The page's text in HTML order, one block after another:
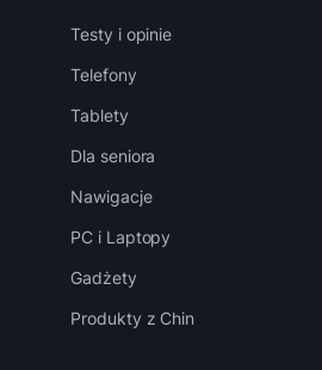
Testy i opinie
Telefony
Tablety
Dla seniora
Nawigacje
PC i Laptopy
Gadżety
Produkty z Chin